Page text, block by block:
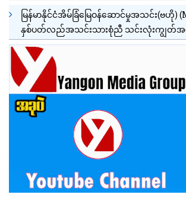
မြန်မာနိုင်ငံအိမ်ခြံမြေဝန်ဆောင်မှုအသင်း(ဗဟို)
နှစ်ပတ်လည်အသင်းသားစုံညီ သင်းလုံးကျွတ်အစ